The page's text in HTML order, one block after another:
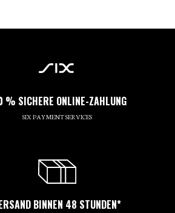
% SICHERE ONLINE-ZAHLUNG
SIX PAYMENT SERVICES
BINNEN 48 STUNDEN*